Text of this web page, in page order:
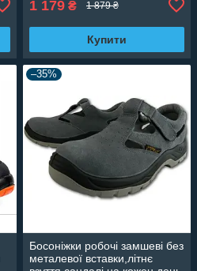
1 179 ₴ 1 879 ₴
Купити
–35%
Босоніжки робочі замшеві без
металевої вставки,літнє